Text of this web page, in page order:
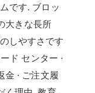
です. ブロッ
大きな長所
しやすさです
ド センター ·
· ご注文履